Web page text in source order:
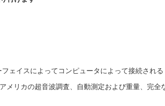
ェイスによってコンピュータによって接続される
リカの超音波調査、自動測定および重量、完